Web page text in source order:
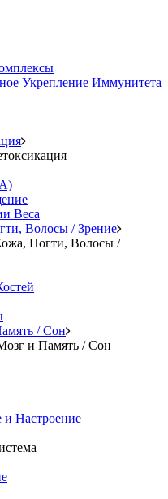
Укрепление Иммунитета
Веса
Волосы / Зрение
Ногти, Волосы /
/ Сон
и Память / Сон
и Настроение